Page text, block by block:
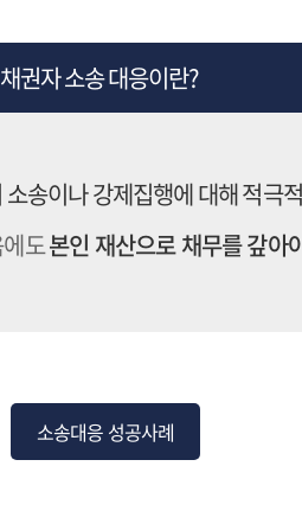
채권자 소송 대응이란?
송이나 강제집행에 대해 적극
도본인 재산으로 채무를 갚아
소송대응 성공사례